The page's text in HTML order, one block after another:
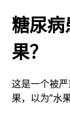
糖尿
果？
这是一个被
果，以为”水